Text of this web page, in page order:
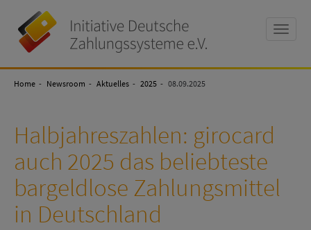
Toggle
Deutsche
Zahlungssysteme
Home Newsroom Aktuelles 2025 08.09.2025
Halbjahreszahlen: girocard
auch 2025 das beliebteste
bargeldlose Zahlungsmittel
in Deutschland